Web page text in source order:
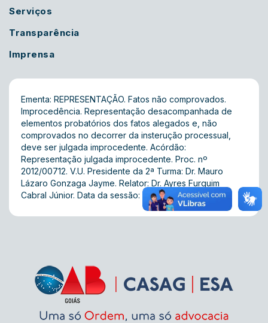
Serviços
Transparência
Imprensa
Ementa: REPRESENTAÇÃO. Fatos não comprovados.
Improcedência. Representação desacompanhada de
elementos probatórios dos fatos alegados e, não
comprovados no decorrer da insterução processual,
deve ser julgada improcedente. Acórdão:
Representação julgada improcedente. Proc. nº
2012/00712. V.U. Presidente da 2ª Turma: Dr. Mauro
Lázaro Gonzaga Jayme. Relator: Dr. Ayres Furquim
Cabral Júnior. Data da sessão: 16/10/2013.